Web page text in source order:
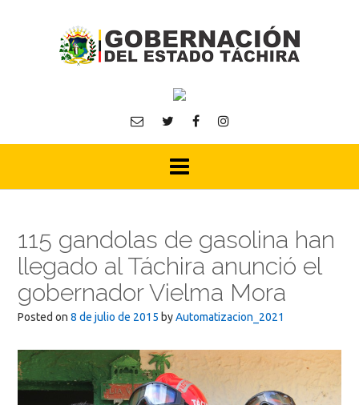
115 gandolas de gasolina han
llegado al Táchira anunció el
gobernador Vielma Mora
Posted on 8 de julio de 2015 byAutomatizacion_2021